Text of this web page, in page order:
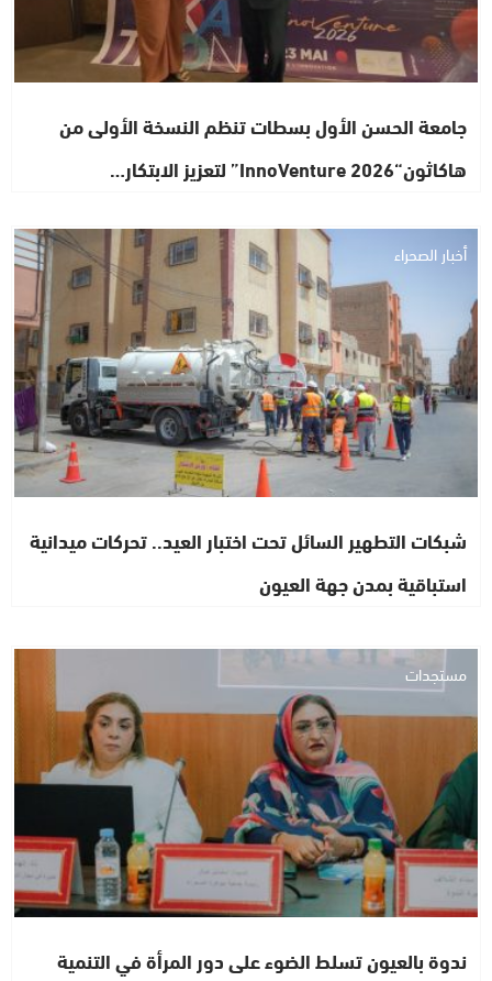
جامعة الحسن الأول بسطات تنظم النسخة الأولى من
هاكاثون“InnoVenture 2026” لتعزيز الابتكار…
أخبار الصحراء
شبكات التطهير السائل تحت اختبار العيد.. تحركات ميدانية
استباقية بمدن جهة العيون
مستجدات
ندوة بالعيون تسلط الضوء على دور المرأة في التنمية